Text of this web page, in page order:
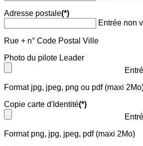
Adresse postale(*)
Entrée non
Rue + n° Code Postal Ville
Photo du pilote Leader
Format jpg, jpeg, png ou pdf (maxi
Copie carte d'Identité(*)
Format png, jpg, jpeg, pdf (maxi 2Mo)